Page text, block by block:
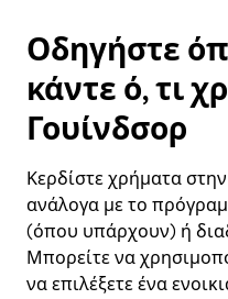
Οδηγήστε
κάντε ό, τι
Γουίνδσορ
Κερδίστε χρήματα
ανάλογα με το
(όπου υπάρχουν) ή
Μπορείτε να
να επιλέξετε ένα